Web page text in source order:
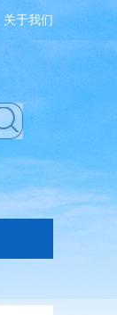
关于我们